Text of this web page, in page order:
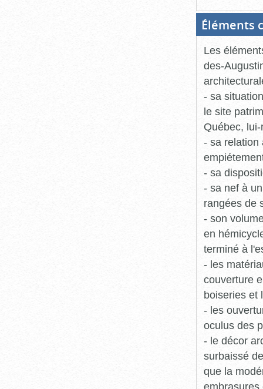
Éléments
Les
des-
- sa
le site
Québec,
- sa relation
- sa
- sa nef à
rangées de
- son
en
terminé à
- les
couverture
boiseries et
- les
oculus des
- le décor
surbaissé
que la
embrasures